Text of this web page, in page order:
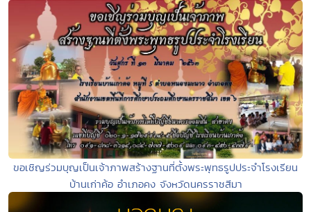
ขอเชิญร่วมบุญเป็นเจ้าภาพสร้างฐานที่ตั้งพระพุทธรูปประจำโรงเรียน
บ้านเก่าค้อ อำเภอคง จังหวัดนครราชสีมา